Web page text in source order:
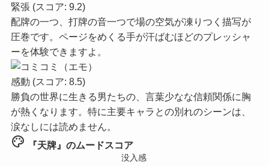
緊張 (スコア: 9.2)
配牌の一つ、打牌の音一つで場の空気が凍りつく描写が
圧巻です。ページをめくる手が汗ばむほどのプレッシャ
ーを体験できますよ。
感動 (スコア: 8.5)
勝負の世界に生きる男たちの、言葉少なな信頼関係に胸
が熱くなります。特に主要キャラとの別れのシーンは、
涙なしには読めません。
palette 『天牌』のムードスコア